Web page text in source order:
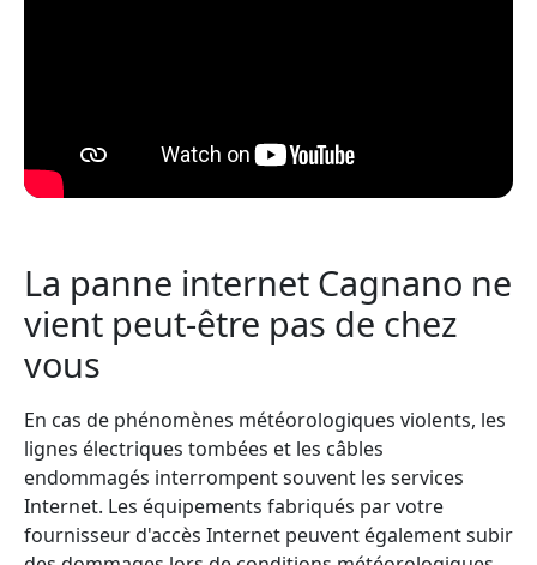
La panne internet Cagnano ne
vient peut-être pas de chez
vous
En cas de phénomènes météorologiques violents, les
lignes électriques tombées et les câbles
endommagés interrompent souvent les services
Internet. Les équipements fabriqués par votre
fournisseur d'accès Internet peuvent également subir